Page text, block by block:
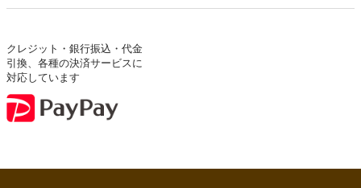
クレジット・銀行振込・代金
引換、各種の決済サービスに
対応しています